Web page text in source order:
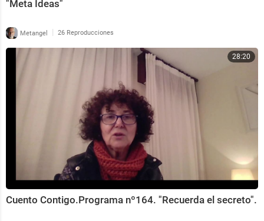
"Meta Ideas"
Metangel | 26 Reproducciones
28:20
Cuento Contigo.Programa nº164. "Recuerda el secreto".